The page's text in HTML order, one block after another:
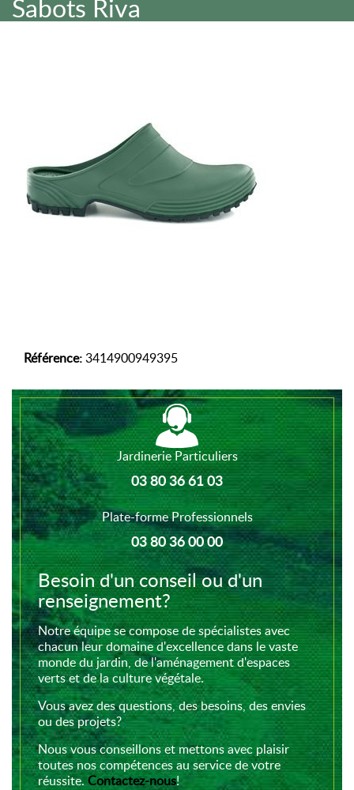
Sabots Riva
Référence:3414900949395
Jardinerie Particuliers
03 80 36 61 03
Plate-forme Professionnels
03 80 36 00 00
Besoin d'un conseil ou d'un
renseignement?
Notre équipe se compose de spécialistes avec
chacun leur domaine d'excellence dans le vaste
monde du jardin, de l'aménagement d'espaces
verts et de la culture végétale.
Vous avez des questions, des besoins, des envies
ou des projets?
Nous vous conseillons et mettons avec plaisir
toutes nos compétences au service de votre
réussite.Contactez-nous!